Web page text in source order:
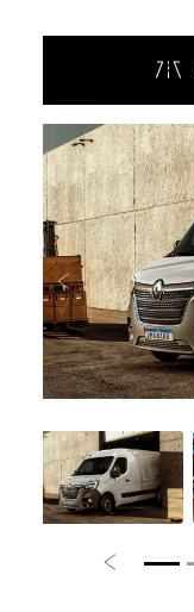
Anterior
Anterior